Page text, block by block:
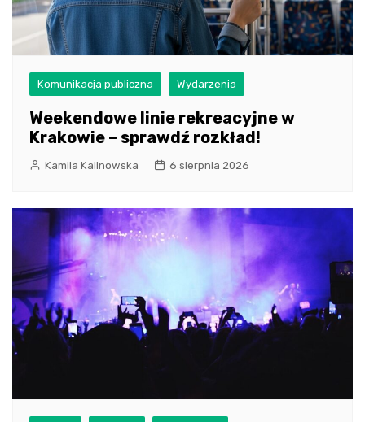
Komunikacja publiczna Wydarzenia
Weekendowe linie rekreacyjne w
Krakowie – sprawdź rozkład!
Kamila Kalinowska 6 sierpnia 2026